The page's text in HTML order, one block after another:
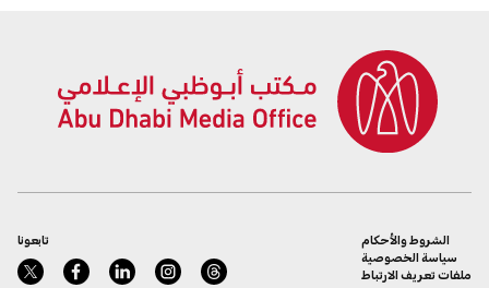
تابعونا
الشروط والأحكام
سياسة الخصوصية
ملفات تعريف الارتباط